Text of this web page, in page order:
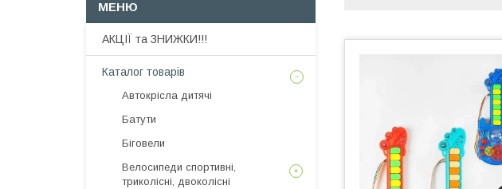
АКЦІЇ та ЗНИЖКИ!!!
Каталог товарів
Автокрісла дитячі
Батути
Біговели
Велосипеди спортивні,
триколісні, двоколісні